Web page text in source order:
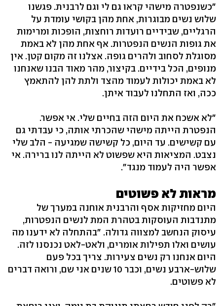
"כשנפטרה מישהי קראו גם לי וגם לרבנית. פגשנו
שלוש נשים מבוגרות, אחת מהן בקושי עומדת על
הרגליים, שבידיים רועדות רוחצות, הופכות ומרימות
את גופות הנשים הנפטרות. אף אחת מהן לא באמת
מסוגלת לסחוב ולהרים גופה. אצלנו זה מקום קטן. אין
מנופים, הכל בידיים. בקיצור, מהר מאוד הבנו שאנחנו
לא באמת יכולות לעמוד מהצד ולתת להן להתאמץ
ככה, ואז התחלנו לעבוד איתן.
"לא אשכח את היום הזה בחיים שלי. אי אפשר.
הנפטרת הייתה מישהי שהכרתי אותה, כי עבדתי גם
עם קשישים. עד היום, כל קשישה שמגיעה - הלב שלי
נצבט. המציאות היא שפשוט לא הייתה לנו ברירה. אי
אפשר היה לעמוד מנגד".
מראות לא פשוטים
היום מחזיקות אסף והרבנית אוחנה במערך של
מתנדבות העוסקות בטהרת המת לנשים הנפטרות,
עיסוק הנחשב למצווה גדולה. "בהתחלה לא ידענו מה
עושים ואלו תפילות אומרים, ולאט-לאט נכנסנו לזה.
היום אנחנו רק נשים צעירות. צריך בכל פעם
שלוש-ארבע נשים, וכבר 10 שנים אני שם, ורואה דברים
לא פשוטים.